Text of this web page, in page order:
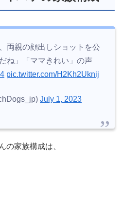
両親の顔出しショットを公
ね」「ママきれい」の声
pic.twitter.com/H2Kh2Uknij
July 1, 2023
の家族構成は、